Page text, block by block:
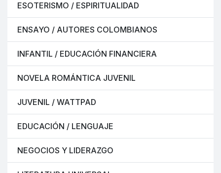
ESOTERISMO / ESPIRITUALIDAD
ENSAYO / AUTORES COLOMBIANOS
INFANTIL / EDUCACIÓN FINANCIERA
NOVELA ROMÁNTICA JUVENIL
JUVENIL / WATTPAD
EDUCACIÓN / LENGUAJE
NEGOCIOS Y LIDERAZGO